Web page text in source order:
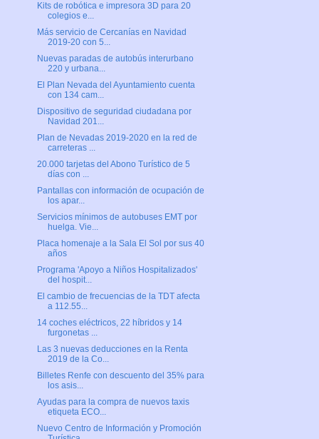
Kits de robótica e impresora 3D para 20
colegios e...
Más servicio de Cercanías en Navidad
2019-20 con 5...
Nuevas paradas de autobús interurbano
220 y urbana...
El Plan Nevada del Ayuntamiento cuenta
con 134 cam...
Dispositivo de seguridad ciudadana por
Navidad 201...
Plan de Nevadas 2019-2020 en la red de
carreteras ...
20.000 tarjetas del Abono Turístico de 5
días con ...
Pantallas con información de ocupación de
los apar...
Servicios mínimos de autobuses EMT por
huelga. Vie...
Placa homenaje a la Sala El Sol por sus 40
años
Programa 'Apoyo a Niños Hospitalizados'
del hospit...
El cambio de frecuencias de la TDT afecta
a 112.55...
14 coches eléctricos, 22 híbridos y 14
furgonetas ...
Las 3 nuevas deducciones en la Renta
2019 de la Co...
Billetes Renfe con descuento del 35% para
los asis...
Ayudas para la compra de nuevos taxis
etiqueta ECO...
Nuevo Centro de Información y Promoción